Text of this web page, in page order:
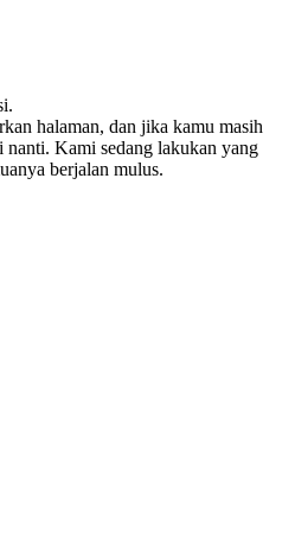
halaman, dan jika kamu masih
Kami sedang lakukan yang
berjalan mulus.